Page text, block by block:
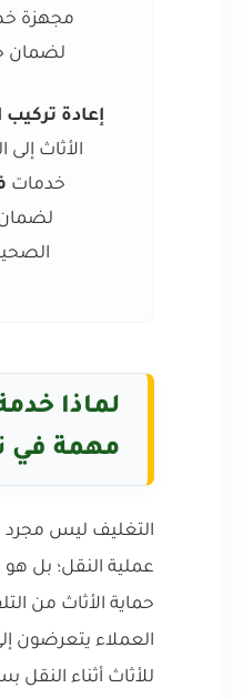
مجهزة
لضمان
إعادة تركيب
الأثاث إلى
خدمات
لماذا
مهمة في
التغليف ليس
عملية النقل؛ بل
حماية الأثاث من
العملاء يتعرضون
للأثاث أثناء